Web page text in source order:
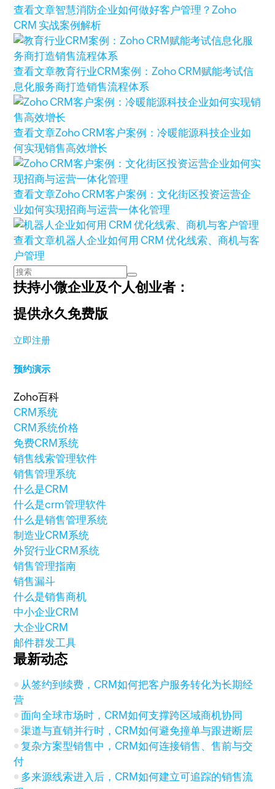
查看文章智慧消防企业如何做好客户管理？Zoho
CRM 实战案例解析
查看文章教育行业CRM案例：Zoho CRM赋能考试信
息化服务商打造销售流程体系
查看文章Zoho CRM客户案例：冷暖能源科技企业如
何实现销售高效增长
查看文章Zoho CRM客户案例：文化街区投资运营企
业如何实现招商与运营一体化管理
查看文章机器人企业如何用 CRM 优化线索、商机与客
户管理
扶持小微企业及个人创业者：
提供永久免费版
立即注册
预约演示
Zoho百科
CRM系统
CRM系统价格
免费CRM系统
销售线索管理软件
销售管理系统
什么是CRM
什么是crm管理软件
什么是销售管理系统
制造业CRM系统
外贸行业CRM系统
销售管理指南
销售漏斗
什么是销售商机
中小企业CRM
大企业CRM
邮件群发工具
最新动态
从签约到续费，CRM如何把客户服务转化为长期经
营
面向全球市场时，CRM如何支撑跨区域商机协同
渠道与直销并行时，CRM如何避免撞单与跟进断层
复杂方案型销售中，CRM如何连接销售、售前与交
付
多来源线索进入后，CRM如何建立可追踪的销售流